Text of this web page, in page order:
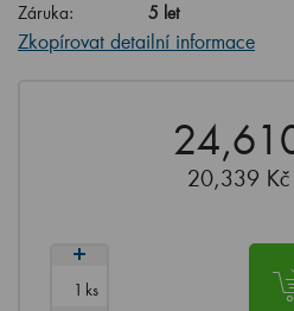
Záruka:
5 let
Zkopírovat detailní informace
20,339 Kč
ks